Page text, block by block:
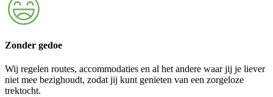
Zonder gedoe
Wij regelen routes, accommodaties en al het andere waar jij je liever
niet mee bezighoudt, zodat jij kunt genieten van een zorgeloze
trektocht.